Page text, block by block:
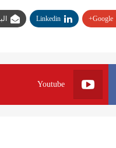
Google+
Linkedin
Youtube